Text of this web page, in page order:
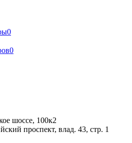
0
0
шоссе, 100к2
проспект, влад. 43, стр. 1